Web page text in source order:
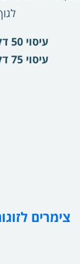
עיסוי 50 דקות : 790 ש"ח
עיסוי 75 דקות : 960 ש"ח
צימרים